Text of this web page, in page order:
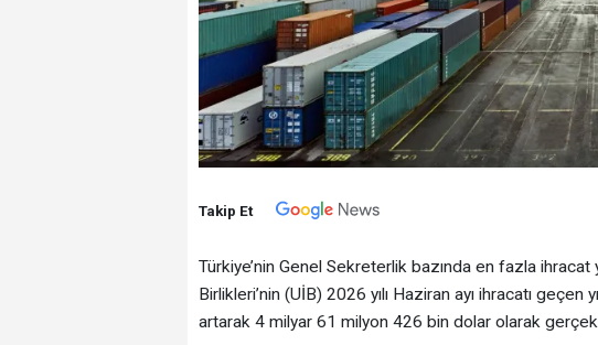
Takip Et
Türkiye’nin Genel Sekreterlik bazında en fazla
Birlikleri’nin (UİB) 2026 yılı Haziran ayı ihracatı geçen
artarak 4 milyar 61 milyon 426 bin dolar olarak